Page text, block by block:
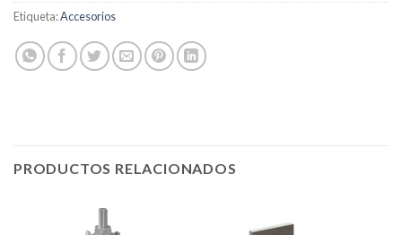
Etiqueta:Accesorios
PRODUCTOS RELACIONADOS